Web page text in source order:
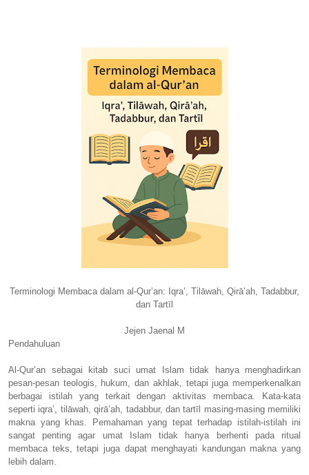
Terminologi Membaca dalam al-Qur’an: Iqra’, Tilāwah, Qirā’ah, Tadabbur,
dan Tartīl
Jejen Jaenal M
Pendahuluan
Al-Qur’an sebagai kitab suci umat Islam tidak hanya menghadirkan
pesan-pesan teologis, hukum, dan akhlak, tetapi juga memperkenalkan
berbagai istilah yang terkait dengan aktivitas membaca. Kata-kata
seperti iqra’, tilāwah, qirā’ah, tadabbur, dan tartīl masing-masing memiliki
makna yang khas. Pemahaman yang tepat terhadap istilah-istilah ini
sangat penting agar umat Islam tidak hanya berhenti pada ritual
membaca teks, tetapi juga dapat menghayati kandungan makna yang
lebih dalam.